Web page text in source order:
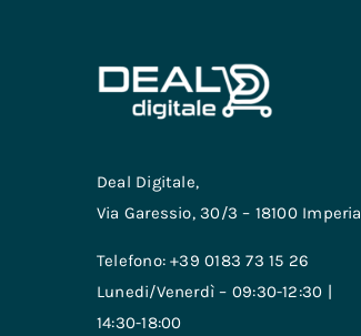
Deal Digitale,
Via Garessio, 30/3 – 18100 Imperia
Telefono: +39 0183 73 15 26
Lunedi/Venerdì – 09:30-12:30 |
14:30-18:00